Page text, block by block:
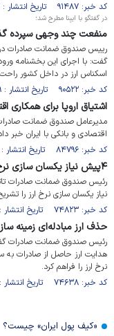
کد خبر: ۹۱۴۸۷ تاریخ انتشار : ۱۳۹۷/۰۶/۲۷
در گفتگو با ایبِنا مطرح شد؛
منفعت چند وجهی سپرده
رییس صندوق ضمانت صادرات
گفت: با اجرای این بخشنامه
اسکناس ارز در داخل کشور
کد خبر: ۹۰۵۲۲ تاریخ انتشار : ۱۳۹۷/۰۶/۰۹
اشتیاق اروپا برای همکاری
مدیرعامل صندوق ضمانت صادرات
اقتصادی و بانکی با ایران خبر
کد خبر: ۸۴۷۹۶ تاریخ انتشار : ۱۳۹۷/۰۲/۰۱
۴پیش نیاز یکسان سازی نرخ ارز/ آمادگی اجرای هجینگ ارزی
نیاز یکسان سازی نرخ ارز را
کد خبر: ۷۴۸۲۳ تاریخ انتشار : ۱۳۹۶/۰۶/۲۴
حذف ارز مبادله‌ای زمینه
رئیس صندوق ضمانت صادرات
هدایت ارز حاصل از صادرات به
نرخ ارز را فراهم کرد.
کد خبر: ۷۴۶۳۸ تاریخ انتشار : ۱۳۹۶/۰۶/۱۸
«کیف پول ایران» چیست؟